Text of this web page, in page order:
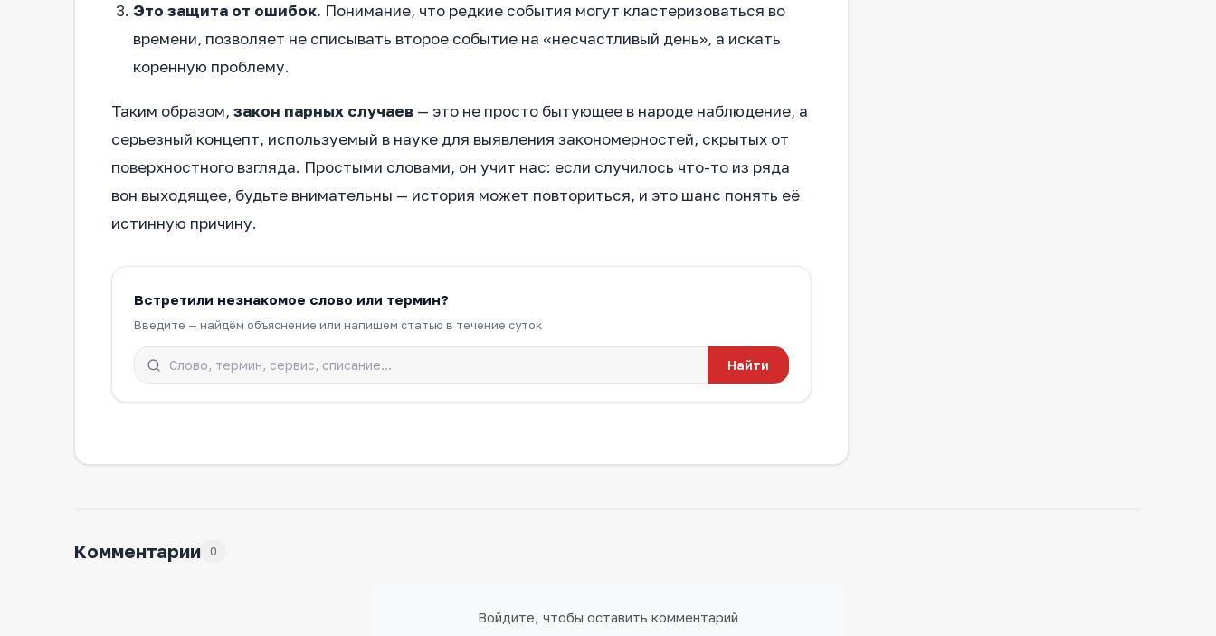
Это защита от ошибок. Понимание, что редкие события могут кластеризоваться во
времени, позволяет не списывать второе событие на «несчастливый день», а искать
коренную проблему.
Таким образом, закон парных случаев — это не просто бытующее в народе наблюдение, а
серьезный концепт, используемый в науке для выявления закономерностей, скрытых от
поверхностного взгляда. Простыми словами, он учит нас: если случилось что-то из ряда
вон выходящее, будьте внимательны — история может повториться, и это шанс понять её
истинную причину.
Встретили незнакомое слово или термин?
Введите — найдём объяснение или напишем статью в течение суток
Найти
Комментарии 0
Войдите, чтобы оставить комментарий